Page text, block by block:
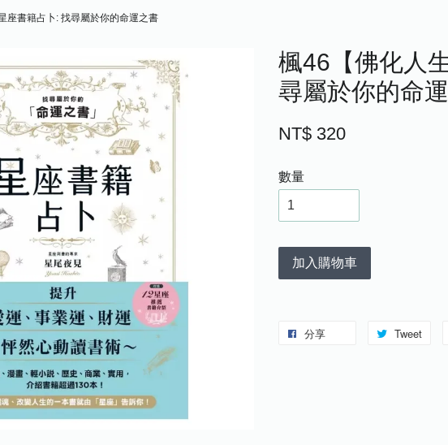
座書籍占卜: 找尋屬於你的命運之書
楓46【佛化人
尋屬於你的命
NT$ 320
數量
加入購物車
分享 Tweet